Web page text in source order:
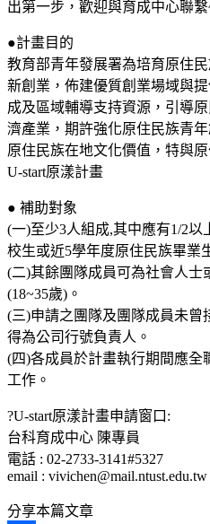
出第一步，歡迎與育成中心聯
●計畫目的
教育部青年發展署為培育原住
新創業，佈建優質創業場域與
成及區域輔導支持資源，引導
濟產業，期許強化原住民族青
原住民族在地文化價值，特與
U-start原漾計畫
● 補助對象
(一)至少3人組成,其中應有1/2
校生或近5學年度原住民族畢業
(二)其餘團隊成員可為社會人士
(18~35歲)。
(三)申請之團隊及團隊成員未曾
得為公司行號負責人。
(四)各成員於計畫執行期間應全
工作。
?U-start原漾計畫申請窗口:
台科育成中心 陳專員
電話 : 02-2733-3141#5327
email : vivichen@mail.ntust.edu.tw
分享本篇文章